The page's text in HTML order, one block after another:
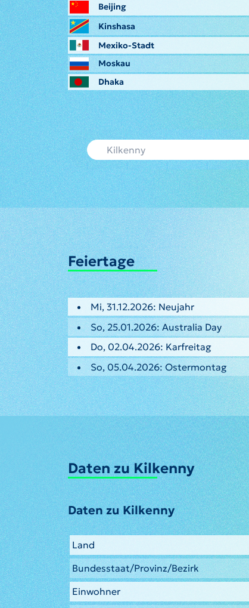
Beijing
Kinshasa
Mexiko-Stadt
Moskau
Dhaka
Feiertage
Mi, 31.12.2026: Neujahr
So, 25.01.2026: Australia Day
Do, 02.04.2026: Karfreitag
So, 05.04.2026: Ostermontag
Daten zu Kilkenny
Daten zu Kilkenny
Land
Bundesstaat/Provinz/Bezirk
Einwohner